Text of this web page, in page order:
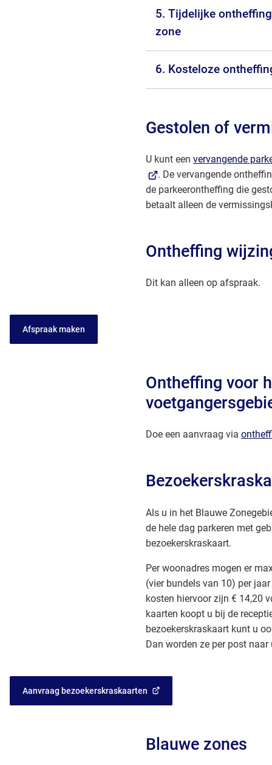
5. Tijdelijke
zone
6. Kosteloze
Gestolen of
U kunt een vervangende
. De vervangende
de parkeerontheffing die
betaalt alleen de
Ontheffing
Dit kan alleen op afspraak.
Afspraak maken
Ontheffing voor
Doe een aanvraag via
Als u in het Blauwe
de hele dag parkeren met
bezoekerskraskaart.
Per woonadres mogen er
(vier bundels van 10) per
kosten hiervoor zijn € 14,20
kaarten koopt u bij de
bezoekerskraskaart kunt u
Dan worden ze per post
Aanvraag bezoekerskraskaarten
(Verwijst
Blauwe zones